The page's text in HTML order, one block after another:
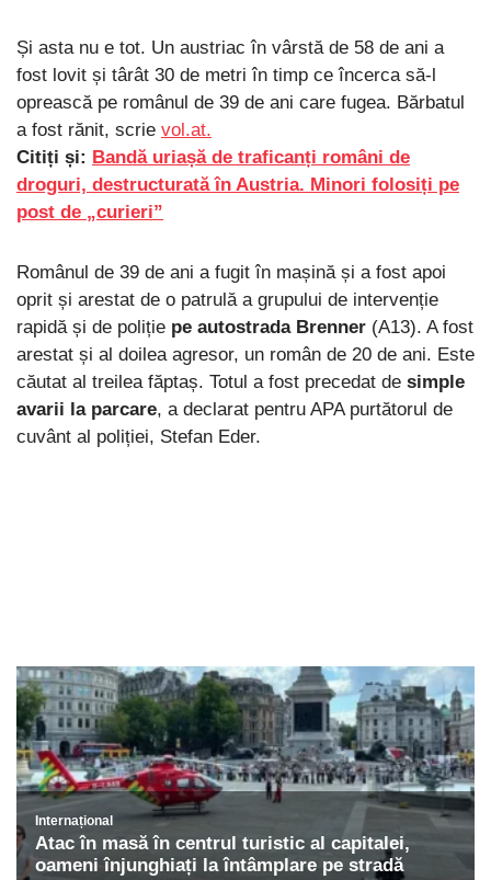
Și asta nu e tot. Un austriac în vârstă de 58 de ani a
fost lovit și târât 30 de metri în timp ce încerca să-l
oprească pe românul de 39 de ani care fugea. Bărbatul
a fost rănit, scrie vol.at.
Citiți și: Bandă uriașă de traficanți români de
droguri, destructurată în Austria. Minori folosiți pe
post de „curieri”
Românul de 39 de ani a fugit în mașină și a fost apoi
oprit și arestat de o patrulă a grupului de intervenție
rapidă și de poliție pe autostrada Brenner (A13). A fost
arestat și al doilea agresor, un român de 20 de ani. Este
căutat al treilea făptaș. Totul a fost precedat de simple
avarii la parcare, a declarat pentru APA purtătorul de
cuvânt al poliției, Stefan Eder.